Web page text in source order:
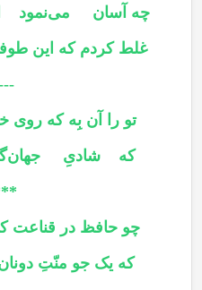
چه آسان می‌نمود
غلط کردم که این
تو را آن بِه که روی
که شادیِ جهان
چو حافظ در قناعت
که یک جو منّتِ